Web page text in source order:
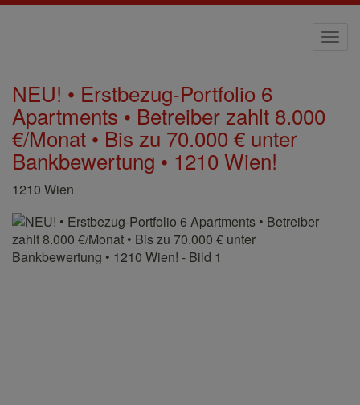
NEU! • Erstbezug-Portfolio 6
Apartments • Betreiber zahlt 8.000
€/Monat • Bis zu 70.000 € unter
Bankbewertung • 1210 Wien!
1210 Wien